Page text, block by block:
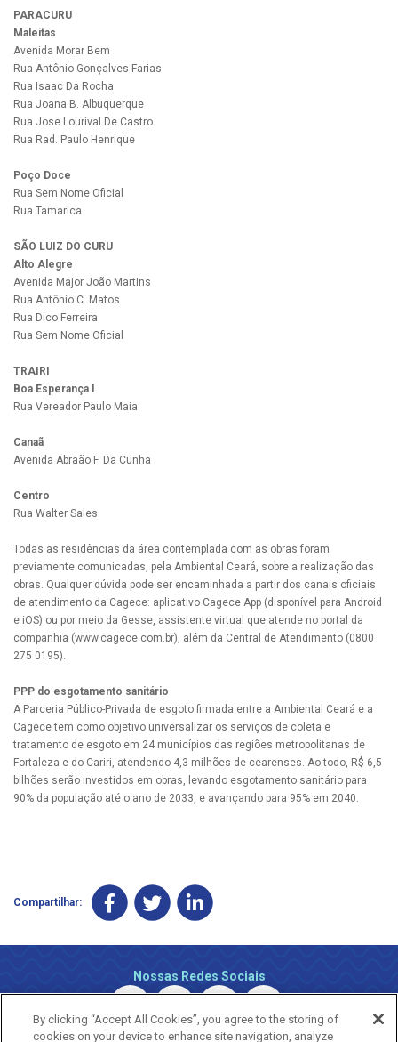
PARACURU
Maleitas
Avenida Morar Bem
Rua Antônio Gonçalves Farias
Rua Isaac Da Rocha
Rua Joana B. Albuquerque
Rua Jose Lourival De Castro
Rua Rad. Paulo Henrique
Poço Doce
Rua Sem Nome Oficial
Rua Tamarica
SÃO LUIZ DO CURU
Alto Alegre
Avenida Major João Martins
Rua Antônio C. Matos
Rua Dico Ferreira
Rua Sem Nome Oficial
TRAIRI
Boa Esperança I
Rua Vereador Paulo Maia
Canaã
Avenida Abraão F. Da Cunha
Centro
Rua Walter Sales
Todas as residências da área contemplada com as obras foram
previamente comunicadas, pela Ambiental Ceará, sobre a realização das
obras. Qualquer dúvida pode ser encaminhada a partir dos canais oficiais
de atendimento da Cagece: aplicativo Cagece App (disponível para Android
e iOS) ou por meio da Gesse, assistente virtual que atende no portal da
companhia (www.cagece.com.br), além da Central de Atendimento (0800
275 0195).
PPP do esgotamento sanitário
A Parceria Público-Privada de esgoto firmada entre a Ambiental Ceará e a
Cagece tem como objetivo universalizar os serviços de coleta e
tratamento de esgoto em 24 municípios das regiões metropolitanas de
Fortaleza e do Cariri, atendendo 4,3 milhões de cearenses. Ao todo, R$ 6,5
bilhões serão investidos em obras, levando esgotamento sanitário para
90% da população até o ano de 2033, e avançando para 95% em 2040.
Compartilhar:
Nossas Redes Sociais
By clicking “Accept All Cookies”, you agree to the storing of
cookies on your device to enhance site navigation, analyze